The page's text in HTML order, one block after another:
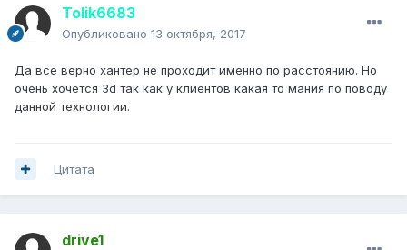
Tolik6683
Опубликовано 13 октября, 2017
Да все верно хантер не проходит именно по расстоянию. Но
очень хочется 3d так как у клиентов какая то мания по поводу
данной технологии.
Цитата
drive1